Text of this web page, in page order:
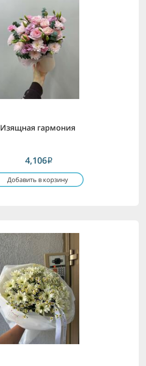
Изящная гармония
4,106i
Добавить в корзину